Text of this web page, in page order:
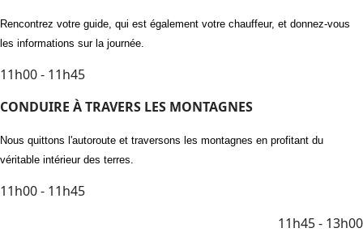
Rencontrez votre guide, qui est également votre chauffeur, et donnez-vous
les informations sur la journée.
11h00 - 11h45
CONDUIRE À TRAVERS LES MONTAGNES
Nous quittons l'autoroute et traversons les montagnes en profitant du
véritable intérieur des terres.
11h00 - 11h45
11h45 - 13h00